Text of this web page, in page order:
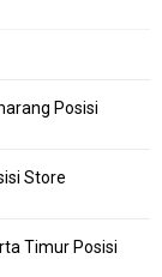
Posisi
Store
Timur Posisi